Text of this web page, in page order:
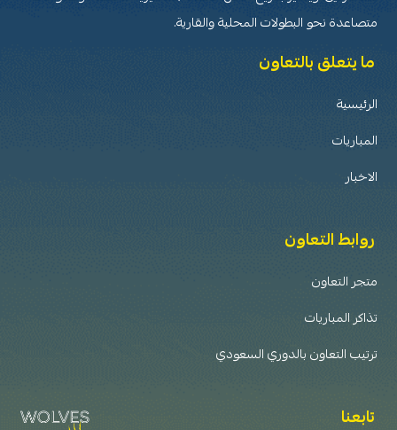
متصاعدة نحو البطولات المحلية والقارية.
ما يتعلق بالتعاون
الرئيسية
المباريات
الاخبار
روابط التعاون
متجر التعاون
تذاكر المباريات
ترتيب التعاون بالدوري السعودي
تابعنا